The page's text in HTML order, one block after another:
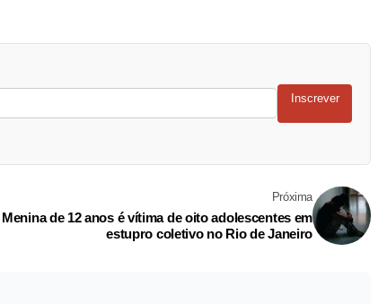
Inscrever
Próxima
Menina de 12 anos é vítima de oito adolescentes em
estupro coletivo no Rio de Janeiro